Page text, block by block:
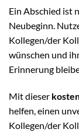
Ein Abschied ist
Neubeginn.
Kollegen/der
wünschen und
Erinnerung
Mit dieser
helfen, einen
Kollegen/der